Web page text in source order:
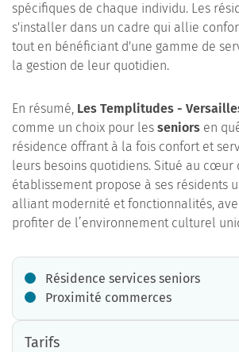
spécifiques de chaque individu. Les
s'installer dans un cadre qui allie
tout en bénéficiant d'une gamme de
la gestion de leur quotidien.
En résumé, Les Templitudes -
comme un choix pour les seniors en
résidence offrant à la fois confort et
leurs besoins quotidiens. Situé au cœur
établissement propose à ses résidents
alliant modernité et fonctionnalités,
profiter de l’environnement culturel
Résidence services seniors
Proximité commerces
Tarifs